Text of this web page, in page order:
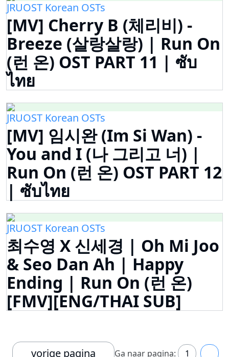
JRUOST Korean OSTs
[MV] Cherry B (체리비) -
Breeze (살랑살랑) | Run On
(런 온) OST PART 11 | ซับ
ไทย
JRUOST Korean OSTs
[MV] 임시완 (Im Si Wan) -
You and I (나 그리고 너) |
Run On (런 온) OST PART 12
| ซับไทย
JRUOST Korean OSTs
최수영 X 신세경 | Oh Mi Joo
& Seo Dan Ah | Happy
Ending | Run On (런 온)
[FMV][ENG/THAI SUB]
vorige pagina Ga naar pagina: 1